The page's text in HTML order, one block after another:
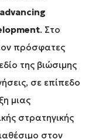
. Στο
πρόσφατες
της βιώσιμης
σε επίπεδο
μιας
στρατηγικής
στον